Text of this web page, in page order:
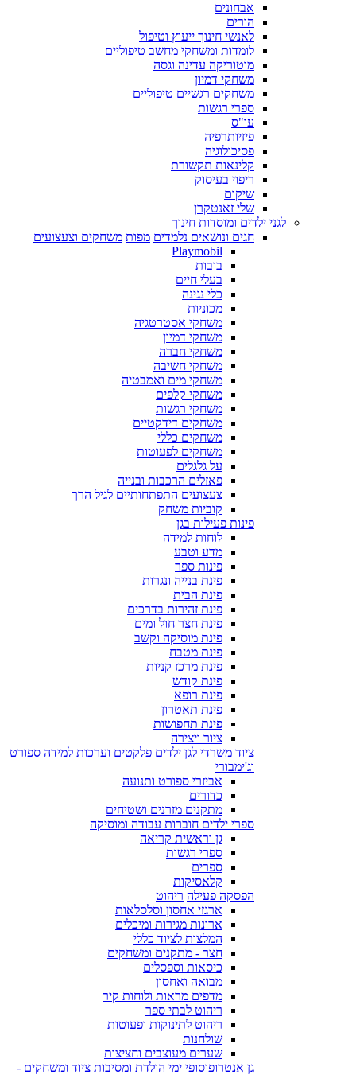
אבחונים
הורים
לאנשי חינוך ייעוץ וטיפול
לומדות ומשחקי מחשב טיפוליים
מוטוריקה עדינה וגסה
משחקי דמיון
משחקים רגשיים טיפוליים
ספרי רגשות
עו"ס
פיזיותרפיה
פסיכולוגיה
קלינאות תקשורת
ריפוי בעיסוק
שיקום
שלי זאנטקרן
לגני ילדים ומוסדות חינוך
חגים ונושאים נלמדים מפות משחקים וצעצועים
Playmobil
בובות
בעלי חיים
כלי נגינה
מכוניות
משחקי אסטרטגיה
משחקי דמיון
משחקי חברה
משחקי חשיבה
משחקי מים ואמבטיה
משחקי קלפים
משחקי רגשות
משחקים דידקטיים
משחקים כללי
משחקים לפעוטות
על גלגלים
פאזלים הרכבות ובנייה
צעצועים התפתחותיים לגיל הרך
קוביות משחק
פינות פעילות בגן
לוחות למידה
מדע וטבע
פינות ספר
פינת בנייה ונגרות
פינת הבית
פינת זהירות בדרכים
פינת חצר חול ומים
פינת מוסיקה וקשב
פינת מטבח
פינת מרכז קניות
פינת קודש
פינת רופא
פינת תאטרון
פינת תחפושות
ציור ויצירה
ציוד משרדי לגן ילדים פלקטים וערכות למידה ספורט
וג'ימבורי
אביזרי ספורט ותנועה
כדורים
מתקנים מזרנים ושטיחים
ספרי ילדים חוברות עבודה ומוסיקה
גן וראשית קריאה
ספרי רגשות
ספרים
קלאסיקות
הפסקה פעילה ריהוט
ארגזי אחסון וסלסלאות
ארונות מגירות ומיכלים
המלצות לציוד כללי
חצר - מתקנים ומשחקים
כיסאות וספסלים
מבואה ואחסון
מדפים מראות ולוחות קיר
ריהוט לבתי ספר
ריהוט לתינוקות ופעוטות
שולחנות
שערים מעוצבים וחציצות
גן אנטרופוסופי ימי הולדת ומסיבות ציוד ומשחקים -